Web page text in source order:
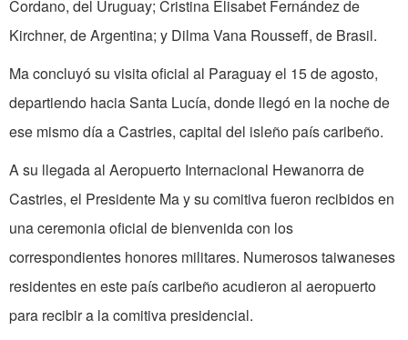
Cordano, del Uruguay; Cristina Elisabet Fernández de
Kirchner, de Argentina; y Dilma Vana Rousseff, de Brasil.
Ma concluyó su visita oficial al Paraguay el 15 de agosto,
departiendo hacia Santa Lucía, donde llegó en la noche de
ese mismo día a Castries, capital del isleño país caribeño.
A su llegada al Aeropuerto Internacional Hewanorra de
Castries, el Presidente Ma y su comitiva fueron recibidos en
una ceremonia oficial de bienvenida con los
correspondientes honores militares. Numerosos taiwaneses
residentes en este país caribeño acudieron al aeropuerto
para recibir a la comitiva presidencial.